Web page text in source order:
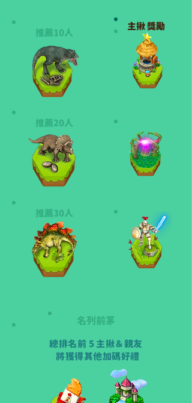
推薦10人
主揪 獎勵
推薦20人
推薦30人
名列前茅
總排名前 5 主揪＆親友
將獲得其他加碼好禮